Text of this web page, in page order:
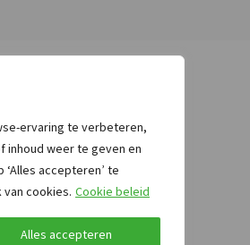
ervaring te verbeteren,
weer te geven en
accepteren’ te
cookies. Cookie beleid
Alles accepteren
(Binnen)
CV Aanwezig
Wifi